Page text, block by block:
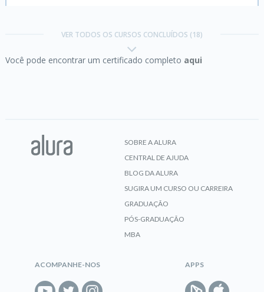
personalizando e automatizando tarefas
VER TODOS OS CURSOS CONCLUÍDOS (18)
Você pode encontrar um certificado completo aqui
SOBRE A ALURA
CENTRAL DE AJUDA
BLOG DA ALURA
SUGIRA UM CURSO OU CARREIRA
GRADUAÇÃO
PÓS-GRADUAÇÃO
MBA
ACOMPANHE-NOS APPS